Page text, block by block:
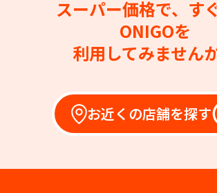
スーパー価格で、す
ONIGOを
利用してみません
お近くの店舗を探す